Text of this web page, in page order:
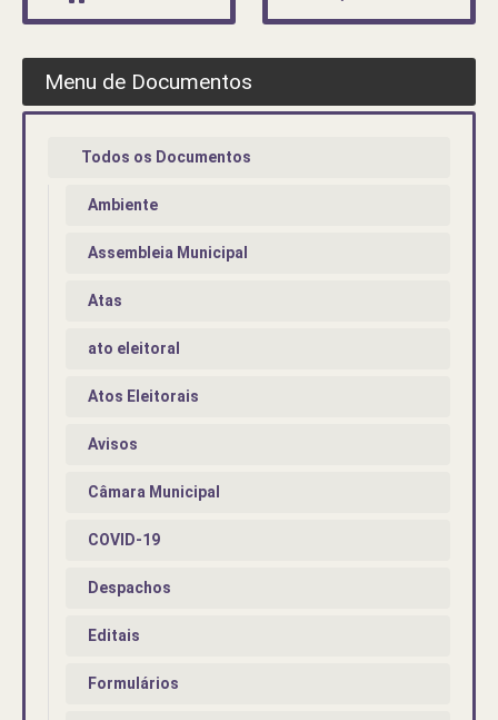
Menu de Documentos
Todos os Documentos
Ambiente
Assembleia Municipal
Atas
ato eleitoral
Atos Eleitorais
Avisos
Câmara Municipal
COVID-19
Despachos
Editais
Formulários